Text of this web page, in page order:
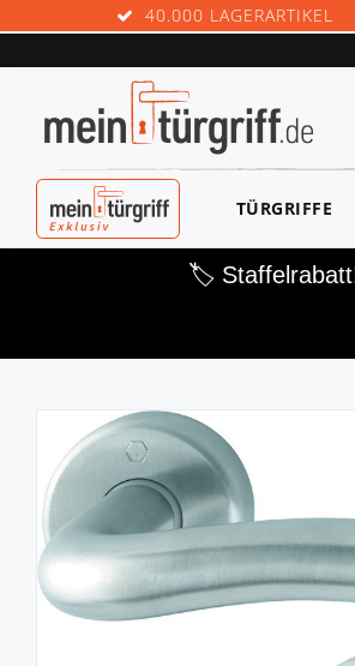
40.000 LAGERARTIKEL
MEINTÜRGRIF
F EXKLUSIV
TÜRGRIFFE
🏷️